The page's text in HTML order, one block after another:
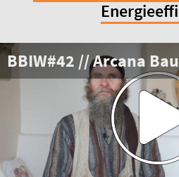
BBIW#42 // Arcana